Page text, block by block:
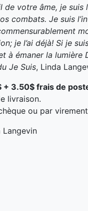
de votre âme, je
combats. Je suis
je l’ai déjà! Si je
à émaner la lumière
Je Suis, Linda
+ 3.50$ frais de
livraison.
ou par
Langevin